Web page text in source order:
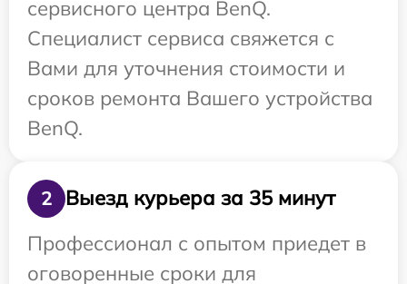
сервисного центра BenQ.
Специалист сервиса свяжется с
Вами для уточнения стоимости и
сроков ремонта Вашего устройства
BenQ.
2
Выезд курьера за 35 минут
Профессионал с опытом приедет в
оговоренные сроки для